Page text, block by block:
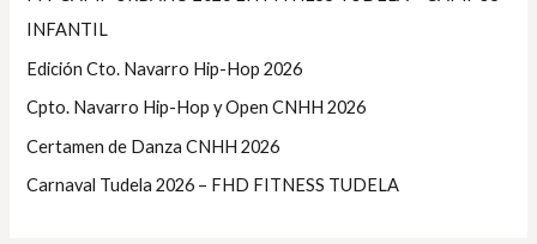
p
o
r
:
INFANTIL
Edición Cto. Navarro Hip-Hop 2026
Cpto. Navarro Hip-Hop y Open CNHH 2026
Certamen de Danza CNHH 2026
Carnaval Tudela 2026 – FHD FITNESS TUDELA